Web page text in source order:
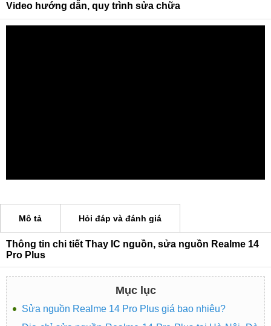
Video hướng dẫn, quy trình sửa chữa
Mô tả Hỏi đáp và đánh giá
Thông tin chi tiết Thay IC nguồn, sửa nguồn Realme 14
Pro Plus
Mục lục
Sửa nguồn Realme 14 Pro Plus giá bao nhiêu?